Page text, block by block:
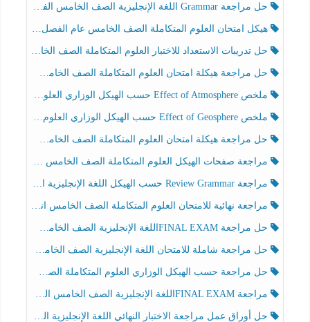
حل مراجعة Grammar اللغة الإنجليزية الصف الخامس الفصل الثالث
هيكل امتحان العلوم المتكاملة الصف الخامس عام الفصل الدراسي الثالث 2025-2026
حل تدريبات الاستعداد للاختبار العلوم المتكاملة الصف الخامس عام الفصل الثالث
حل مراجعة هيكلة امتحان العلوم المتكاملة الصف الخامس انسبير الفصل الثالث
ملخص Effect of Atmosphere حسب الهيكل الوزاري العلوم المتكاملة الصف الخامس انسبير الفصل الثالث
ملخص Effect of Geosphere حسب الهيكل الوزاري العلوم المتكاملة الصف الخامس انسبير الفصل الثالث
حل مراجعة هيكلة امتحان العلوم المتكاملة الصف الخامس عام الفصل الثالث
مراجعة صفحات الهيكل العلوم المتكاملة الصف الخامس انسبير الفصل الثالث
مراجعة Review Grammar حسب الهيكل اللغة الإنجليزية الصف الخامس الفصل الثالث
مراجعة نهائية للامتحان العلوم المتكاملة الصف الخامس انسبير الفصل الثالث
حل مراجعة FINAL EXAMاللغة الإنجليزية الصف الخامس الفصل الثالث
حل مراجعة شاملة للامتحان اللغة الإنجليزية الصف الخامس الفصل الثالث
حل مراجعة حسب الهيكل الوزاري العلوم المتكاملة الصف الخامس عام الفصل الثالث
مراجعة FINAL EXAMاللغة الإنجليزية الصف الخامس الفصل الثالث
حل أوراق عمل مراجعة الاختبار النهائي اللغة الإنجليزية الصف الرابع الفصل الثالث